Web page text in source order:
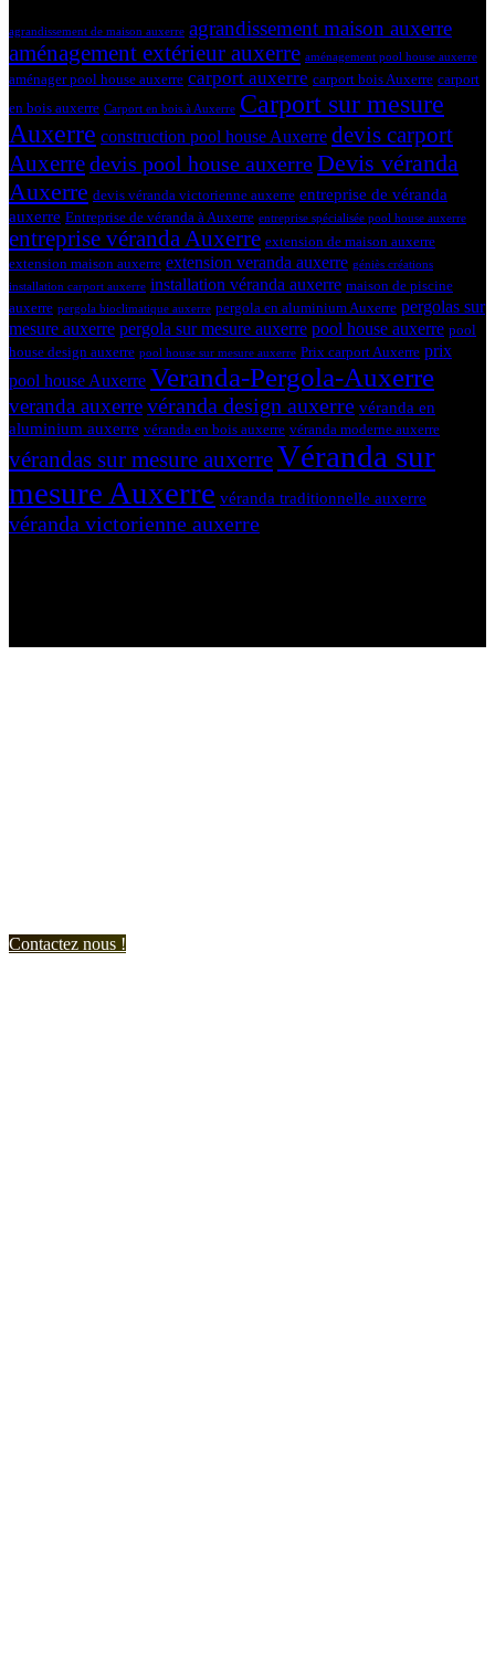
agrandissement de maison auxerre agrandissement maison auxerre
aménagement extérieur auxerre aménagement pool house auxerre
aménager pool house auxerre carport auxerre carport bois Auxerre carport
en bois auxerre Carport en bois à Auxerre Carport sur mesure
Auxerre construction pool house Auxerre devis carport
Auxerredevis pool house auxerreDevis véranda
Auxerre devis véranda victorienne auxerre entreprise de véranda
auxerre Entreprise de véranda à Auxerre entreprise spécialisée pool house auxerre
entreprise véranda Auxerre extension de maison auxerre
extension maison auxerre extension veranda auxerre géniès créations
installation carport auxerre installation véranda auxerre maison de piscine
auxerre pergola bioclimatique auxerre pergola en aluminium Auxerre pergolas sur
mesure auxerre pergola sur mesure auxerre pool house auxerre pool
house design auxerre pool house sur mesure auxerre Prix carport Auxerre prix
pool house Auxerre Veranda-Pergola-Auxerre
veranda auxerrevéranda design auxerre véranda en
aluminium auxerre véranda en bois auxerre véranda moderne auxerre
vérandas sur mesure auxerreVéranda sur
mesure Auxerre véranda traditionnelle auxerre
véranda victorienne auxerre
Contactez nous !